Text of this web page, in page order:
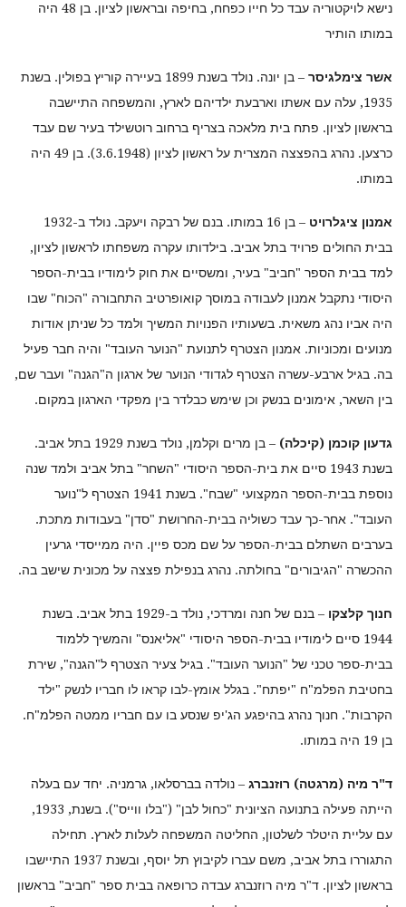
נישא לויקטוריה עבד כל חייו כפחח, בחיפה ובראשון לציון. בן 48 היה
במותו הותיר
אשר צימלגיסר
– בן יונה. נולד בשנת 1899 בעיירה קוריץ בפולין. בשנת
1935, עלה עם אשתו וארבעת ילדיהם לארץ, והמשפחה התיישבה
בראשון לציון. פתח בית מלאכה בצריף ברחוב רוטשילד בעיר שם עבד
כרצען. נהרג בהפצצה המצרית על ראשון לציון (3.6.1948). בן 49 היה
במותו.
אמנון ציגלרויט
– בן 16 במותו. בנם של רבקה ויעקב. נולד ב-1932
בבית החולים פרויד בתל אביב. בילדותו עקרה משפחתו לראשון לציון,
למד בבית הספר "חביב" בעיר, ומשסיים את חוק לימודיו בבית-הספר
היסודי נתקבל אמנון לעבודה במוסך קואופרטיב התחבורה "הכוח" שבו
היה אביו נהג משאית. בשעותיו הפנויות המשיך ולמד כל שניתן אודות
מנועים ומכוניות. אמנון הצטרף לתנועת "הנוער העובד" והיה חבר פעיל
בה. בגיל ארבע-עשרה הצטרף לגדודי הנוער של ארגון ה"הגנה" ועבר שם,
בין השאר, אימונים בנשק וכן שימש כבלדר בין מפקדי הארגון במקום.
גדעון קוכמן (קיכלה)
– בן מרים וקלמן, נולד בשנת 1929 בתל אביב.
בשנת 1943 סיים את בית-הספר היסודי "השחר" בתל אביב ולמד שנה
נוספת בבית-הספר המקצועי "שבח". בשנת 1941 הצטרף ל"נוער
העובד". אחר-כך עבד כשוליה בבית-החרושת "סדן" בעבודות מתכת.
בערבים השתלם בבית-הספר על שם מכס פיין. היה ממייסדי גרעין
ההכשרה "הגיבורים" בחולתה. נהרג בנפילת פצצה על מכונית שישב בה.
חנוך קלצקו
– בנם של חנה ומרדכי, נולד ב-1929 בתל אביב. בשנת
1944 סיים לימודיו בבית-הספר היסודי "אליאנס" והמשיך ללמוד
בבית-ספר טכני של "הנוער העובד". בגיל צעיר הצטרף ל"הגנה", שירת
בחטיבת הפלמ"ח "יפתח". בגלל אומץ-לבו קראו לו חבריו לנשק "ילד
הקרבות". חנוך נהרג בהיפגע הג'יפ שנסע בו עם חבריו ממטה הפלמ"ח.
בן 19 היה במותו.
ד"ר מיה (מרגטה) רוזנברג – נולדה בברסלאו, גרמניה. יחד עם בעלה
הייתה פעילה בתנועה הציונית "כחול לבן" ("בלו ווייס"). בשנת, 1933,
עם עליית היטלר לשלטון, החליטה המשפחה לעלות לארץ. תחילה
התגוררו בתל אביב, משם עברו לקיבוץ תל יוסף, ובשנת 1937 התיישבו
בראשון לציון. ד"ר מיה רוזנברג עבדה כרופאה בבית ספר "חביב" בראשון